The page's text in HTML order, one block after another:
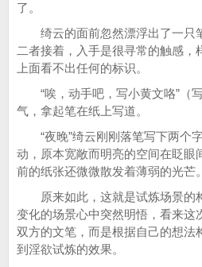
了。
绮云的面前忽然漂浮出了一只
二者接着，入手是很寻常的触感，
上面看不出任何的标识。
“唉，动手吧，写小黄文咯”（
气，拿起笔在纸上写道。
“夜晚”绮云刚刚落笔写下两个
动，原本宽敞而明亮的空间在眨眼
前的纸张还微微散发着薄弱的光芒。
原来如此，这就是试炼场景的
变化的场景心中突然明悟，看来这
双方的文笔，而是根据自己的想法
到淫欲试炼的效果。